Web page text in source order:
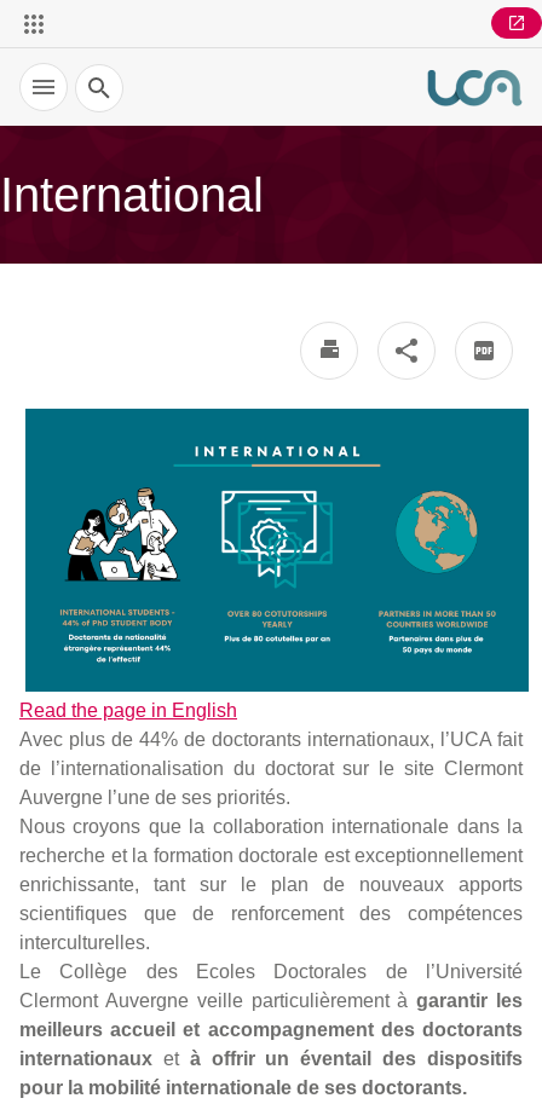
Recherche
International
Read the page in English
Avec plus de 44% de doctorants internationaux, l’UCA fait
de l’internationalisation du doctorat sur le site Clermont
Auvergne l’une de ses priorités.
Nous croyons que la collaboration internationale dans la
recherche et la formation doctorale est exceptionnellement
enrichissante, tant sur le plan de nouveaux apports
scientifiques que de renforcement des compétences
interculturelles.
Le Collège des Ecoles Doctorales de l’Université
Clermont Auvergne veille particulièrement àgarantir les
meilleurs accueil et accompagnement des doctorants
internationaux et à offrir un éventail des dispositifs
pour la mobilité internationale de ses doctorants.